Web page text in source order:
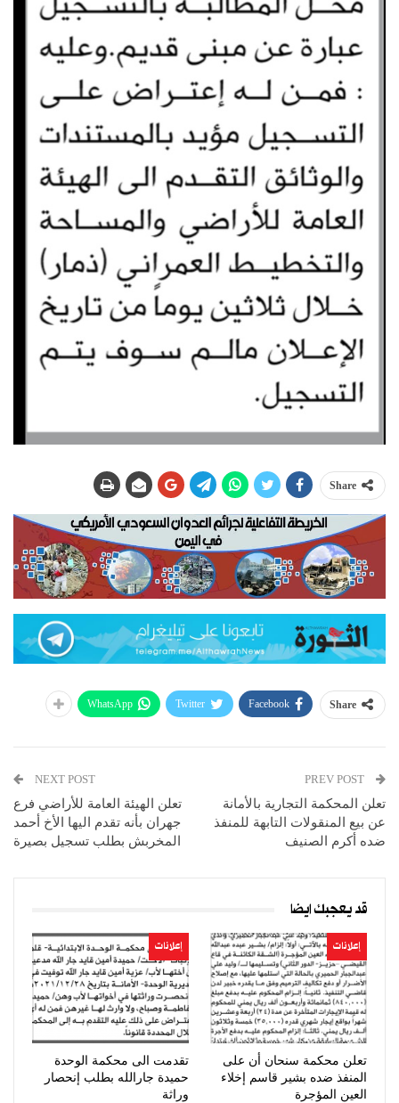
Share
Share
Facebook
Twitter
WhatsApp
تعلن المحكمة التجارية بالأمانة
عن بيع المنقولات التابهة للمنفذ
ضده أكرم الصنيف
NEXT POST
تعلن الهيئة العامة للأراضي فرع
جهران بأنه تقدم اليها الأخ أحمد
المخربش بطلب تسجيل بصيرة
قد يعجبك ايضا
إعلانات
تعلن محكمة سنحان أن على
المنفذ ضده بشير قاسم إخلاء
العين المؤجرة
إعلانات
تقدمت الى محكمة الوحدة
حميدة جارالله بطلب إنحصار
وراثة